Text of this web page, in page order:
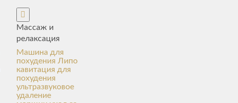
Массаж и
релаксация
Машина для
похудения Липо
кавитация для
похудения
ультразвуковое
удаление